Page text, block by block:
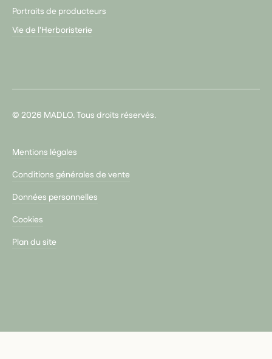
Portraits de producteurs
Vie de l'Herboristerie
© 2026 MADLO. Tous droits réservés.
Mentions légales
Conditions générales de vente
Données personnelles
Cookies
Plan du site